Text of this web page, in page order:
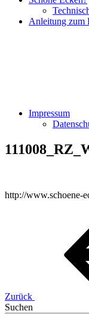
Anleitung zum
Impressum
http://www.schoene-
Zurück
Suchen